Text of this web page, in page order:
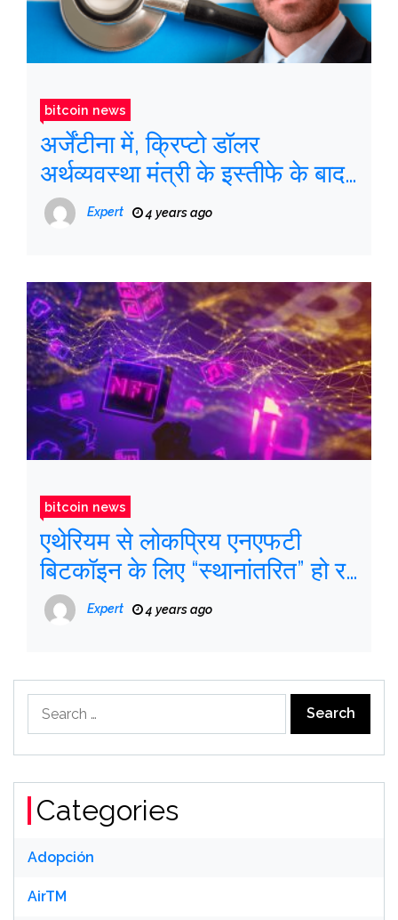
bitcoin news
अर्जेंटीना में, क्रिप्टो डॉलर
अर्थव्यवस्था मंत्री के इस्तीफे के बाद
चढ़ता हैExpert 4 years ago
bitcoin news
एथेरियम से लोकप्रिय एनएफटी
बिटकॉइन के लिए “स्थानांतरित” हो रहे
हैं
Expert 4 years ago
for:
Categories
Adopción
AirTM